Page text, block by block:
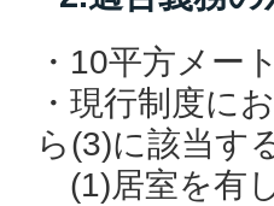
・10平方メー
・現行制度に
ら(3)に該当す
(1)居室を有